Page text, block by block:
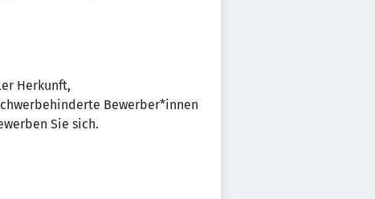
Herkunft,
Bewerber*innen
Sie sich.